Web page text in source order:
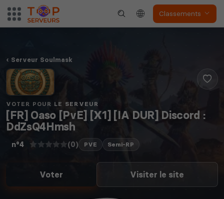
Classements
Serveur Soulmask
VOTER POUR LE SERVEUR
[FR] Oaso [PvE] [X1] [IA DUR] Discord :
DdZsQ4Hmsh
n°4 (0) PVE Semi-RP
Voter Visiter le site